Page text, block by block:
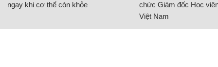
ngay khi cơ thể còn khỏe
chức Giám đốc Học
Việt Nam